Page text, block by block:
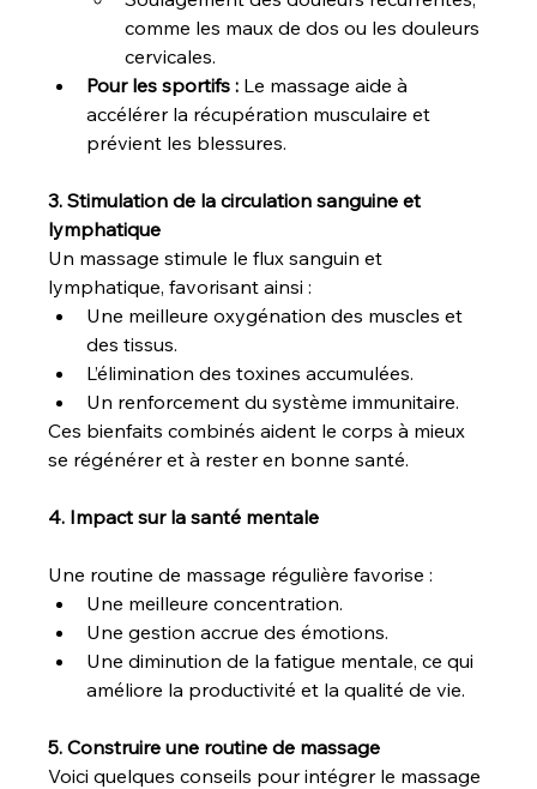
comme les maux de dos ou les douleurs
cervicales.
Pour les sportifs : Le massage aide à
accélérer la récupération musculaire et
prévient les blessures.
3. Stimulation de la circulation sanguine et
lymphatique
Un massage stimule le flux sanguin et
lymphatique, favorisant ainsi :
Une meilleure oxygénation des muscles et
des tissus.
L’élimination des toxines accumulées.
Un renforcement du système immunitaire.
Ces bienfaits combinés aident le corps à mieux
se régénérer et à rester en bonne santé.
4. Impact sur la santé mentale
Une routine de massage régulière favorise :
Une meilleure concentration.
Une gestion accrue des émotions.
Une diminution de la fatigue mentale, ce qui
améliore la productivité et la qualité de vie.
5. Construire une routine de massage
Voici quelques conseils pour intégrer le massage